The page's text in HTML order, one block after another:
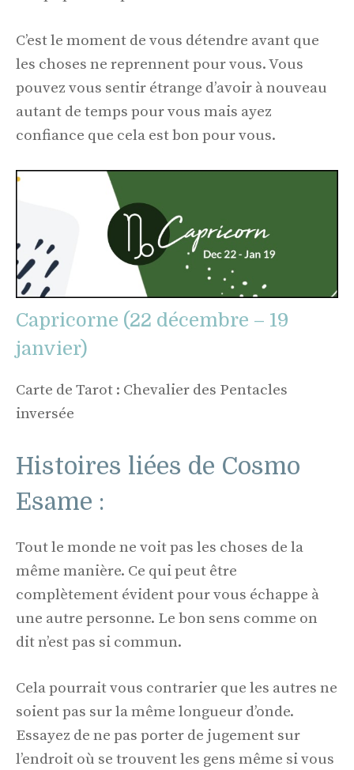
C’est le moment de vous détendre avant que
les choses ne reprennent pour vous. Vous
pouvez vous sentir étrange d’avoir à nouveau
autant de temps pour vous mais ayez
confiance que cela est bon pour vous.
Capricorne (22 décembre – 19
janvier)
Carte de Tarot : Chevalier des Pentacles
inversée
Histoires liées de Cosmo
Esame :
Tout le monde ne voit pas les choses de la
même manière. Ce qui peut être
complètement évident pour vous échappe à
une autre personne. Le bon sens comme on
dit n’est pas si commun.
Cela pourrait vous contrarier que les autres ne
soient pas sur la même longueur d’onde.
Essayez de ne pas porter de jugement sur
l’endroit où se trouvent les gens même si vous